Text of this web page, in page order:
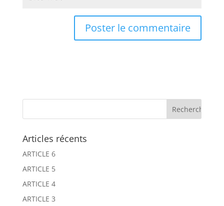
Articles récents
ARTICLE 6
ARTICLE 5
ARTICLE 4
ARTICLE 3